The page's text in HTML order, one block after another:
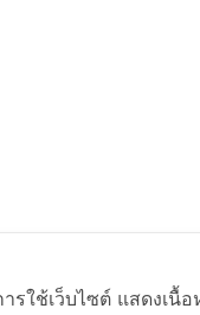
รใช้เว็บไซต์ แสดงเ